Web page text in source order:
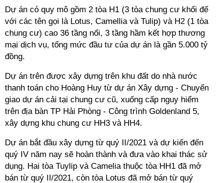
Dự án có quy mô gồm 2 tòa H1 (3 tòa chung cư khối đế
với các tên gọi là Lotus, Camellia và Tulip) và H2 (1 tòa
chung cư) cao 36 tầng nổi, 3 tầng hầm kết hợp thương
mại dịch vụ, tổng mức đầu tư của dự án là gần 5.000 tỷ
đồng.
Dự án trên được xây dựng trên khu đất do nhà nước
thanh toán cho Hoàng Huy từ dự án Xây dựng - Chuyển
giao dự án cải tại chung cư cũ, xuống cấp nguy hiểm
trên địa bàn TP Hải Phòng - Công trình Goldenland 5,
xây dựng khu chung cư HH3 và HH4.
Dự án bắt đầu xây dựng từ quý II/2021 và dự kiến đến
quý IV năm nay sẽ hoàn thành và đưa vào khai thác sử
dụng. Hai tòa Tuylip và Camelia thuộc tòa HH1 đã mở
bán từ quý II/2021, còn tòa Lotus đã mở bán từ quý